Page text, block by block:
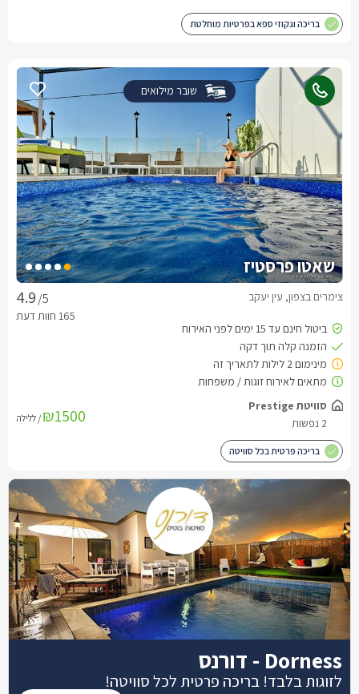
בריכה וגקוזי ספא בפרטיות מוחלטת
שובר מילואים
שאטו פרסטיז
/5 צימרים בצפון, עין יעקב
₪1500 / ללילה
בריכה פרטית בכל סוויטה
Dorness - דורנס
לזוגות בלבד! בריכה פרטית לכל סוויטה!